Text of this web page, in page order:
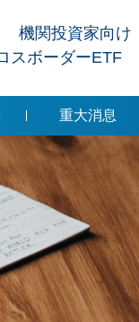
機関投資家向け
スボーダーETF
重大消息